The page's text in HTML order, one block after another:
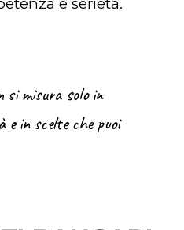
si misura solo in
e in scelte che puoi